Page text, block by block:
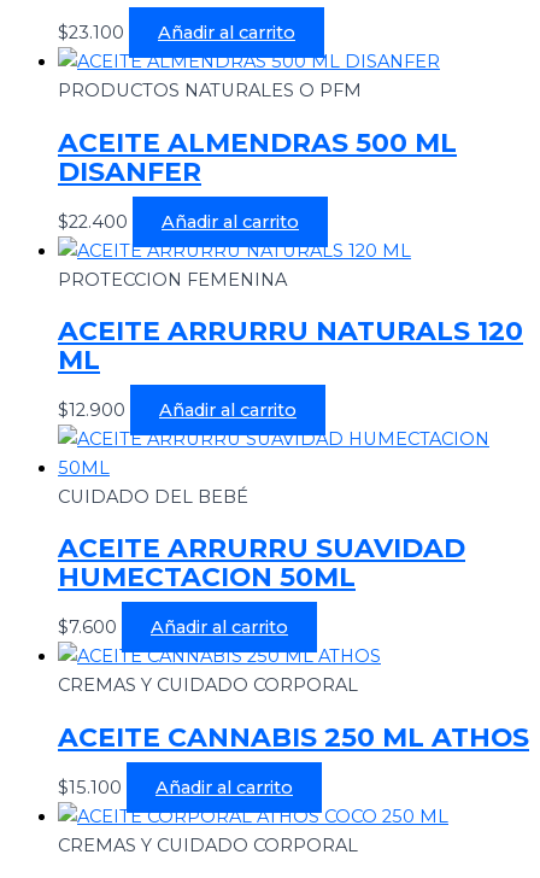
$23.100 Añadir al carrito
PRODUCTOS NATURALES O PFM
ACEITE ALMENDRAS 500 ML
DISANFER
$22.400 Añadir al carrito
PROTECCION FEMENINA
ACEITE ARRURRU NATURALS 120
ML
$12.900 Añadir al carrito
CUIDADO DEL BEBÉ
ACEITE ARRURRU SUAVIDAD
HUMECTACION 50ML
$7.600 Añadir al carrito
CREMAS Y CUIDADO CORPORAL
ACEITE CANNABIS 250 ML ATHOS
$15.100 Añadir al carrito
CREMAS Y CUIDADO CORPORAL